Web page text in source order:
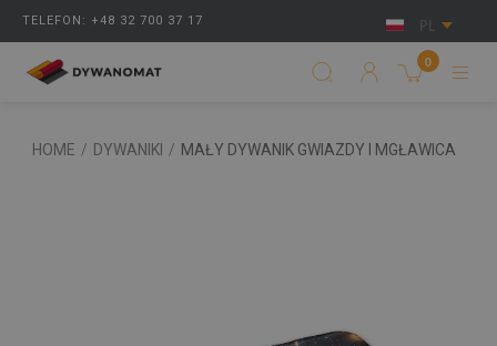
TELEFON: +48 32 700 37 17 PL
0
HOME / DYWANIKI / MAŁY DYWANIK GWIAZDY I MGŁAWICA